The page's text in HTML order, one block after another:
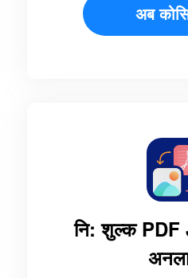
अब
नि: शुल्क PDF